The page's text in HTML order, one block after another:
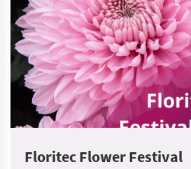
Floritec Flower Festival